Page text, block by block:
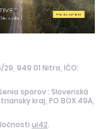
949 01 Nitra, IČO:
sporov : Slovenská
kraj, PO BOX 49A,
ui42.